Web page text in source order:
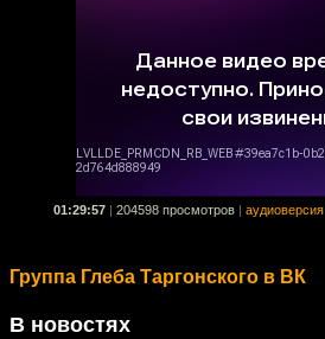
01:29:57 204598 просмотров аудиоверсия
Группа Глеба Таргонского в ВК
В новостях